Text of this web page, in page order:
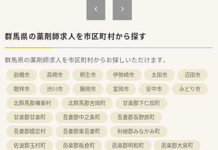
群馬県の薬剤師求人を市区町村から探す
群馬県の薬剤師求人を市区町村からお探しいただけます。
前橋市 高崎市 桐生市 伊勢崎市 太田市
沼田市
館林市
渋川市 藤岡市 富岡市 安中市
みどり市
北群馬郡榛東村
北群馬郡吉岡町
甘楽郡下仁田町
甘楽郡甘楽町
吾妻郡中之条町
吾妻郡長野原町
吾妻郡嬬恋村
吾妻郡東吾妻町
利根郡みなかみ町
佐波郡玉村町
邑楽郡板倉町 邑楽郡明和町
邑楽郡大泉町